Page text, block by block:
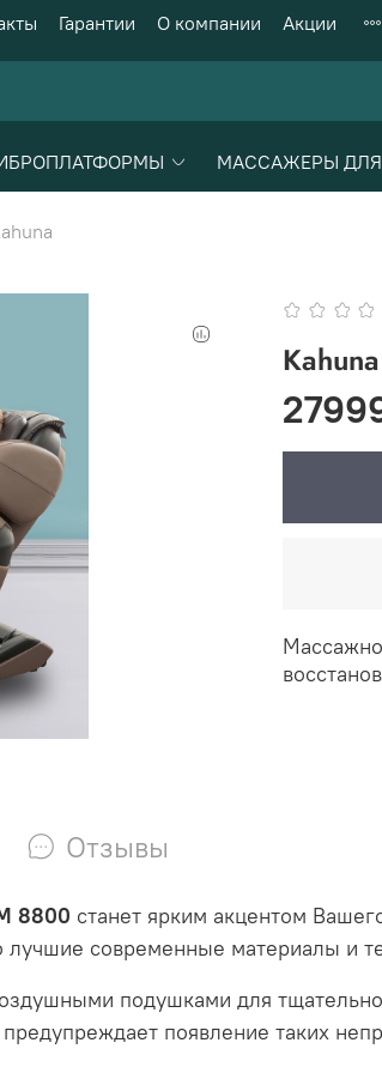
Гарантии О компании Акции
МАССАЖЕРЫ
Отзывы
8800 станет ярким акцентом
современные материалы и
подушками для
появление таких